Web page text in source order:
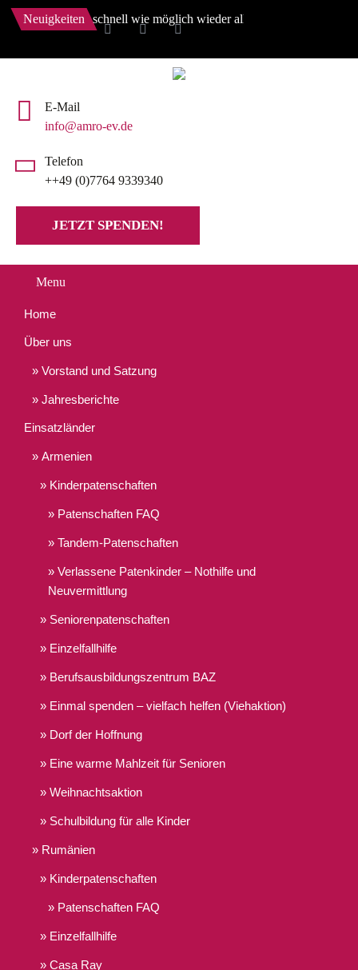
Neuigkeiten
so schnell wie möglich wieder alles zu aktualisieren.
E-Mail
info@amro-ev.de
Telefon
++49 (0)7764 9339340
JETZT SPENDEN!
Menu
Home
Über uns
Vorstand und Satzung
Jahresberichte
Einsatzländer
Armenien
Kinderpatenschaften
Patenschaften FAQ
Tandem-Patenschaften
Verlassene Patenkinder – Nothilfe und
Neuvermittlung
Seniorenpatenschaften
Einzelfallhilfe
Berufsausbildungszentrum BAZ
Einmal spenden – vielfach helfen (Viehaktion)
Dorf der Hoffnung
Eine warme Mahlzeit für Senioren
Weihnachtsaktion
Schulbildung für alle Kinder
Rumänien
Kinderpatenschaften
Patenschaften FAQ
Einzelfallhilfe
Casa Ray